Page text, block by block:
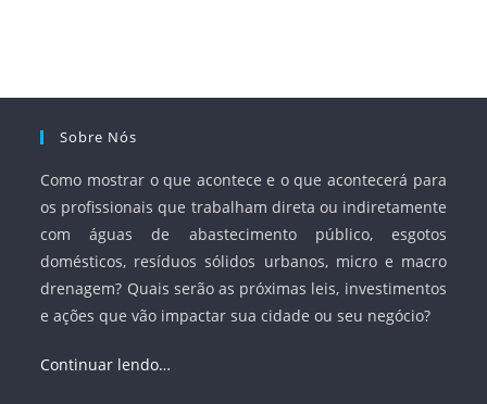
Sobre Nós
Como mostrar o que acontece e o que acontecerá para
os profissionais que trabalham direta ou indiretamente
com águas de abastecimento público, esgotos
domésticos, resíduos sólidos urbanos, micro e macro
drenagem? Quais serão as próximas leis, investimentos
e ações que vão impactar sua cidade ou seu negócio?
Continuar lendo…